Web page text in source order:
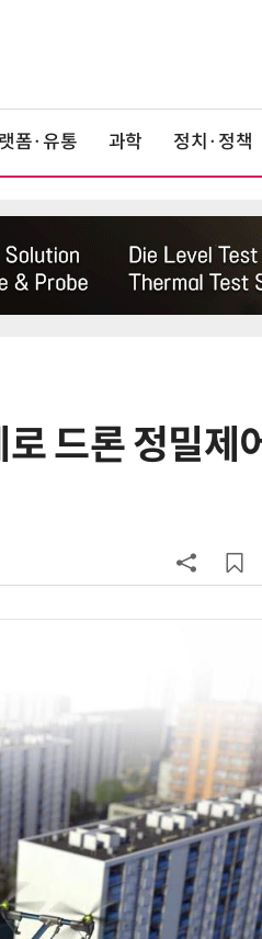
폼·유통 과학 정치·정책
드론 정밀제
6
KIST, 기존 반도체 공
·바이오 실험에 더위
“내년 2기로 이어집니
경 다루며 과학원리 체
제공 '주니어닥터' 현장
10
박성준 아주대 교수,
로 200㎛ 피부 부착